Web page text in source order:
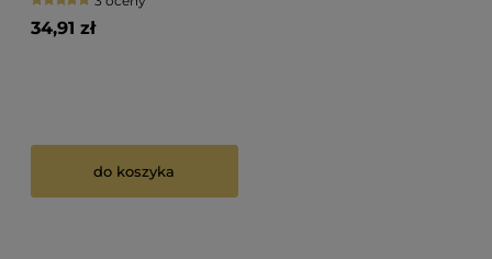
34,91 zł
do koszyka